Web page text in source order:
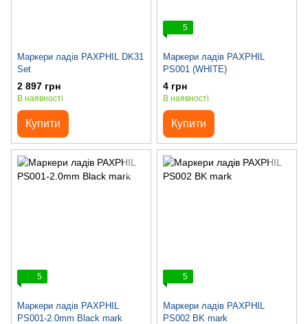
Маркери ладів PAXPHIL DK31
Set
2 897 грн
В наявності
Купити
5
Маркери ладів PAXPHIL
PS001 (WHITE)
4 грн
В наявності
Купити
5
Маркери ладів PAXPHIL
PS001-2.0mm Black mark
5
Маркери ладів PAXPHIL
PS002 BK mark